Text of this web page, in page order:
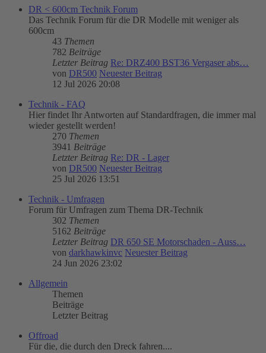
DR < 600cm Technik Forum
Das Technik Forum für die DR Modelle mit weniger als
600cm
43 Themen
782 Beiträge
Letzter Beitrag Re: DRZ400 BST36 Vergaser abs…
von DR500 Neuester Beitrag
12 Jul 2026 20:08
Technik - FAQ
Hier findet Ihr Antworten auf Standardfragen, die immer mal
wieder gestellt werden!
270 Themen
3941 Beiträge
Letzter Beitrag Re: DR - Lager
von DR500 Neuester Beitrag
25 Jul 2026 13:51
Technik - Umfragen
Forum für Umfragen zum Thema DR-Technik
302 Themen
5162 Beiträge
Letzter Beitrag DR 650 SE Motorschaden - Auss…
von darkhawkinvc Neuester Beitrag
24 Jun 2026 23:02
Allgemein
Themen
Beiträge
Letzter Beitrag
Offroad
Für die, die durch den Dreck fahren....